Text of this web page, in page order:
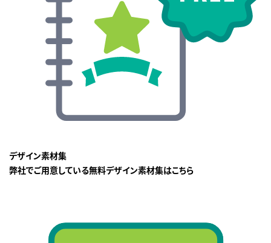
デザイン素材集
弊社でご用意している無料デザイン素材集はこちら